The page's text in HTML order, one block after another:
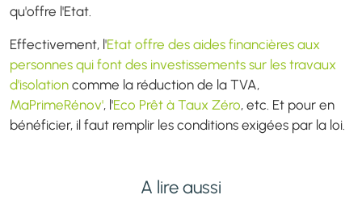
qu'offre l'Etat.
Effectivement, l'Etat offre des aides financières aux
personnes qui font des investissements sur les travaux
d'isolation comme la réduction de la TVA,
MaPrimeRénov', l'Eco Prêt à Taux Zéro, etc. Et pour en
bénéficier, il faut remplir les conditions exigées par la loi.
A lire aussi